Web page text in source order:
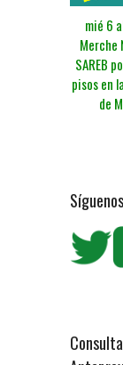
mié 6
Merche
SAREB
pisos en
de